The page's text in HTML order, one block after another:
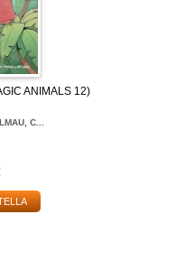
ANIMALS 12)
C...